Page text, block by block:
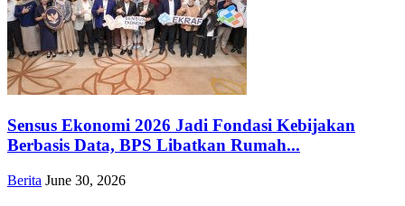
Sensus Ekonomi 2026 Jadi Fondasi Kebijakan
Berbasis Data, BPS Libatkan Rumah...
Berita June 30, 2026